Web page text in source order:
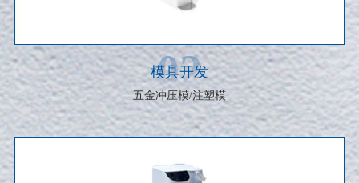
02
模具开发
五金冲压模/注塑模